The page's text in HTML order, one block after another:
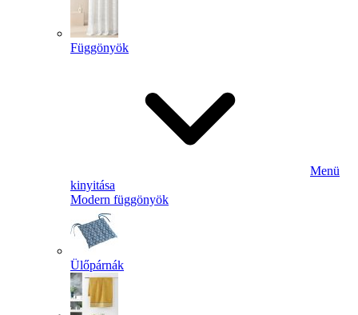
Függönyök
Menü
kinyitása
Modern függönyök
Ülőpárnák